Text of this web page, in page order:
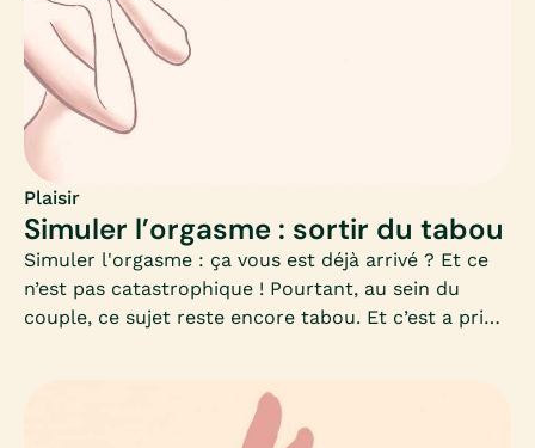
Plaisir
Simuler l’orgasme : sortir du tabou
Simuler l'orgasme : ça vous est déjà arrivé ? Et ce
n’est pas catastrophique ! Pourtant, au sein du
couple, ce sujet reste encore tabou. Et c’est a priori
à juste titre imaginer que la simulation puisse être
mal perçue de part et d’autre. Mais pourquoi